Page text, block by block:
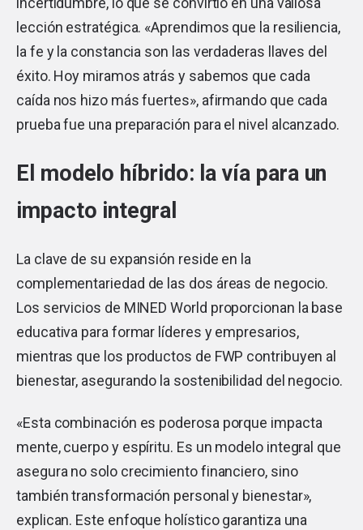
lección estratégica. «Aprendimos que la resiliencia,
la fe y la constancia son las verdaderas llaves del
éxito. Hoy miramos atrás y sabemos que cada
caída nos hizo más fuertes», afirmando que cada
prueba fue una preparación para el nivel alcanzado.
El modelo híbrido: la vía para un
impacto integral
La clave de su expansión reside en la
complementariedad de las dos áreas de negocio.
Los servicios de MINED World proporcionan la base
educativa para formar líderes y empresarios,
mientras que los productos de FWP contribuyen al
bienestar, asegurando la sostenibilidad del negocio.
«Esta combinación es poderosa porque impacta
mente, cuerpo y espíritu. Es un modelo integral que
asegura no solo crecimiento financiero, sino
también transformación personal y bienestar»,
explican. Este enfoque holístico garantiza una